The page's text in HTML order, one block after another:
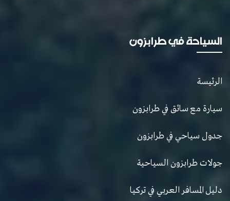
السياحة في طرابزون
الرئيسة
سيارة مع سائق في طرابزون
جدول سياحي في طرابزون
جولات طرابزون السياحية
دليل المسافر العربي في تركيا